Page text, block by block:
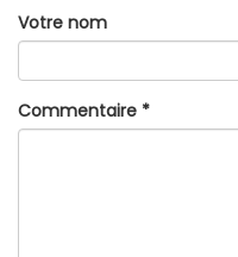
Votre nom
Commentaire *